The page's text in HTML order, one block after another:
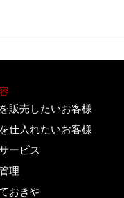
販売したいお客様
仕入れたいお客様
ービス
理
おきや